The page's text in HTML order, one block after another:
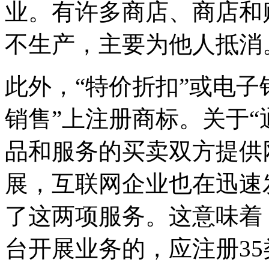
业。有许多商店、商店
不生产，主要为他人抵消
此外，“特价折扣”或电
销售”上注册商标。关于
品和服务的买卖双方提
展，互联网企业也在迅
了这两项服务。这意味
台开展业务的，应注册